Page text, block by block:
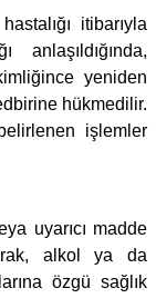
itibarıyla
anlaşıldığında,
yeniden
hükmedilir.
işlemler
uyarıcı madde
alkol ya da
özgü sağlık